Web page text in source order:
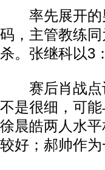
率先展开的男
码，主管教练
杀。张继科以3
赛后肖战点评
不是很细，可
徐晨皓两人水
较好；郝帅作